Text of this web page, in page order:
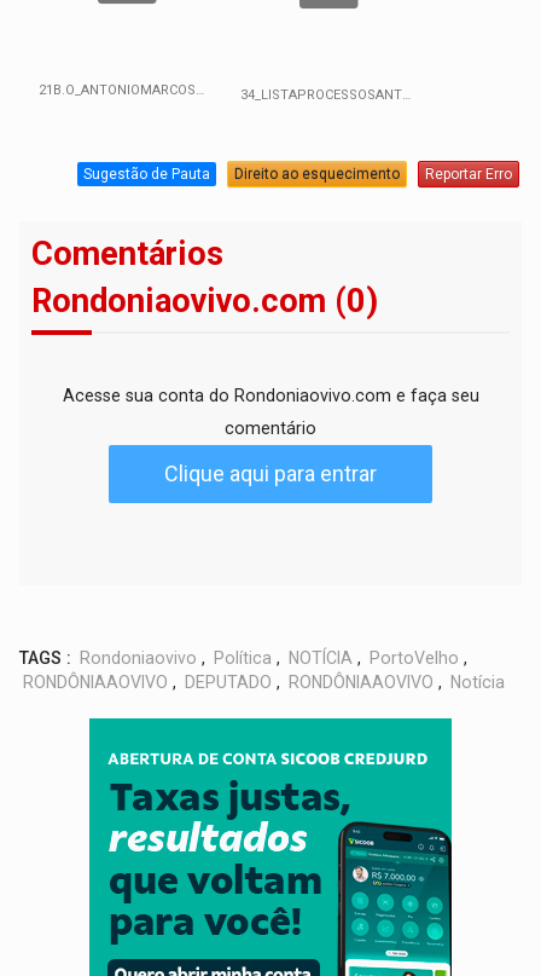
21B.O_ANTONIOMARCOSMOURAOFIGUEIREDO.docx 34_LISTAPROCESSOSANTONIOMARCOSFIGUEIREDOMOURAO_RecuperacaoAutomatica_.docx
Sugestão de Pauta Direito ao esquecimento Reportar Erro
Comentários
Rondoniaovivo.com (0)
Acesse sua conta do Rondoniaovivo.com e faça seu
comentário
Clique aqui para entrar
TAGS : Rondoniaovivo , Política , NOTÍCIA , PortoVelho ,
RONDÔNIAAOVIVO , DEPUTADO , RONDÔNIAAOVIVO , Notícia